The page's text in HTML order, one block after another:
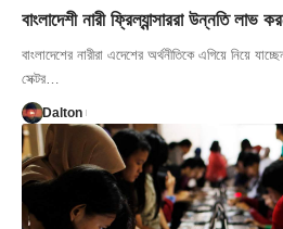
বাংলাদেশী নারী ফ্রিল্যান্সাররা উন্নতি লাভ
বাংলাদেশের নারীরা এদেশের অর্থনীতিকে এগিয়ে নিয়ে
সেক্টর…
Dalton